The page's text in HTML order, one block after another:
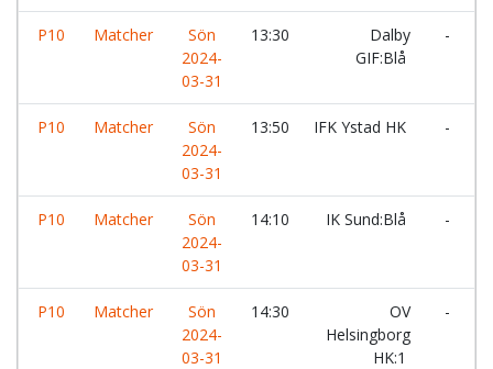
P10 Matcher
Sön
2024-
03-31
13:30
Dalby
GIF:Blå
-
P10 Matcher
Sön
2024-
03-31
13:50 IFK Ystad HK -
P10 Matcher
Sön
2024-
03-31
14:10 IK Sund:Blå -
P10 Matcher
Sön
2024-
03-31
14:30
OV
Helsingborg
HK:1
-